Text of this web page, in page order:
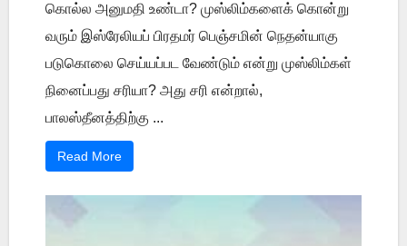
கொல்ல அனுமதி உண்டா? முஸ்லிம்களைக் கொன்று
வரும் இஸ்ரேலியப் பிரதமர் பெஞ்சமின் நெதன்யாகு
படுகொலை செய்யப்பட வேண்டும் என்று முஸ்லிம்கள்
நினைப்பது சரியா? அது சரி என்றால்,
பாலஸ்தீனத்திற்கு ...
Read More